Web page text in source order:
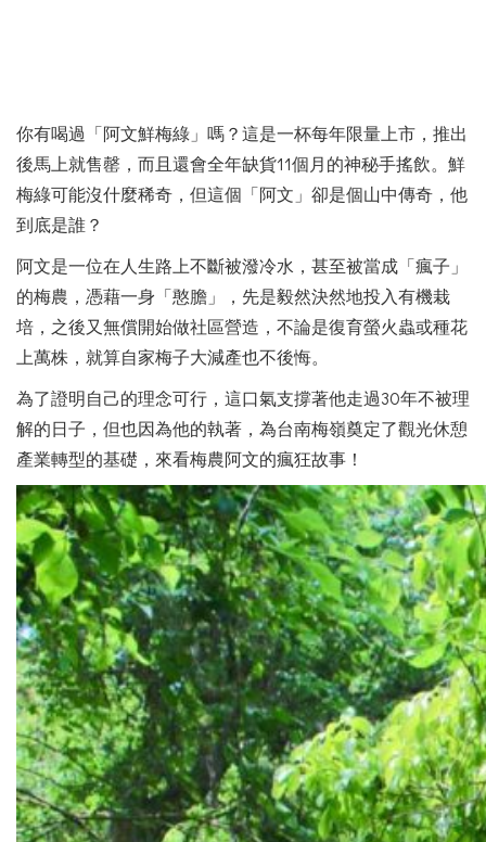
你有喝過「阿文鮮梅綠」嗎？這是一杯每年限量上市，推出
後馬上就售罄，而且還會全年缺貨11個月的神秘手搖飲。鮮
梅綠可能沒什麼稀奇，但這個「阿文」卻是個山中傳奇，他
到底是誰？
阿文是一位在人生路上不斷被潑冷水，甚至被當成「瘋子」
的梅農，憑藉一身「憨膽」，先是毅然決然地投入有機栽
培，之後又無償開始做社區營造，不論是復育螢火蟲或種花
上萬株，就算自家梅子大減產也不後悔。
為了證明自己的理念可行，這口氣支撐著他走過30年不被理
解的日子，但也因為他的執著，為台南梅嶺奠定了觀光休憩
產業轉型的基礎，來看梅農阿文的瘋狂故事！